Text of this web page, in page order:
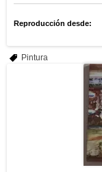
Reproducción desde:
Pintura